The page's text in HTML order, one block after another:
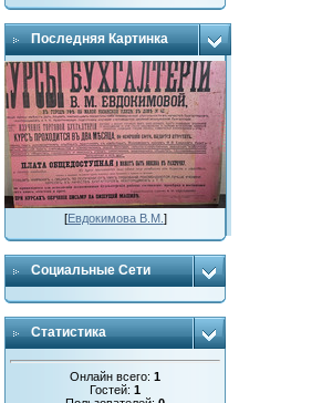
Последняя Картинка
[Евдокимова В.М. ]
Социальные Сети
Статистика
Онлайн всего:1
Гостей:1